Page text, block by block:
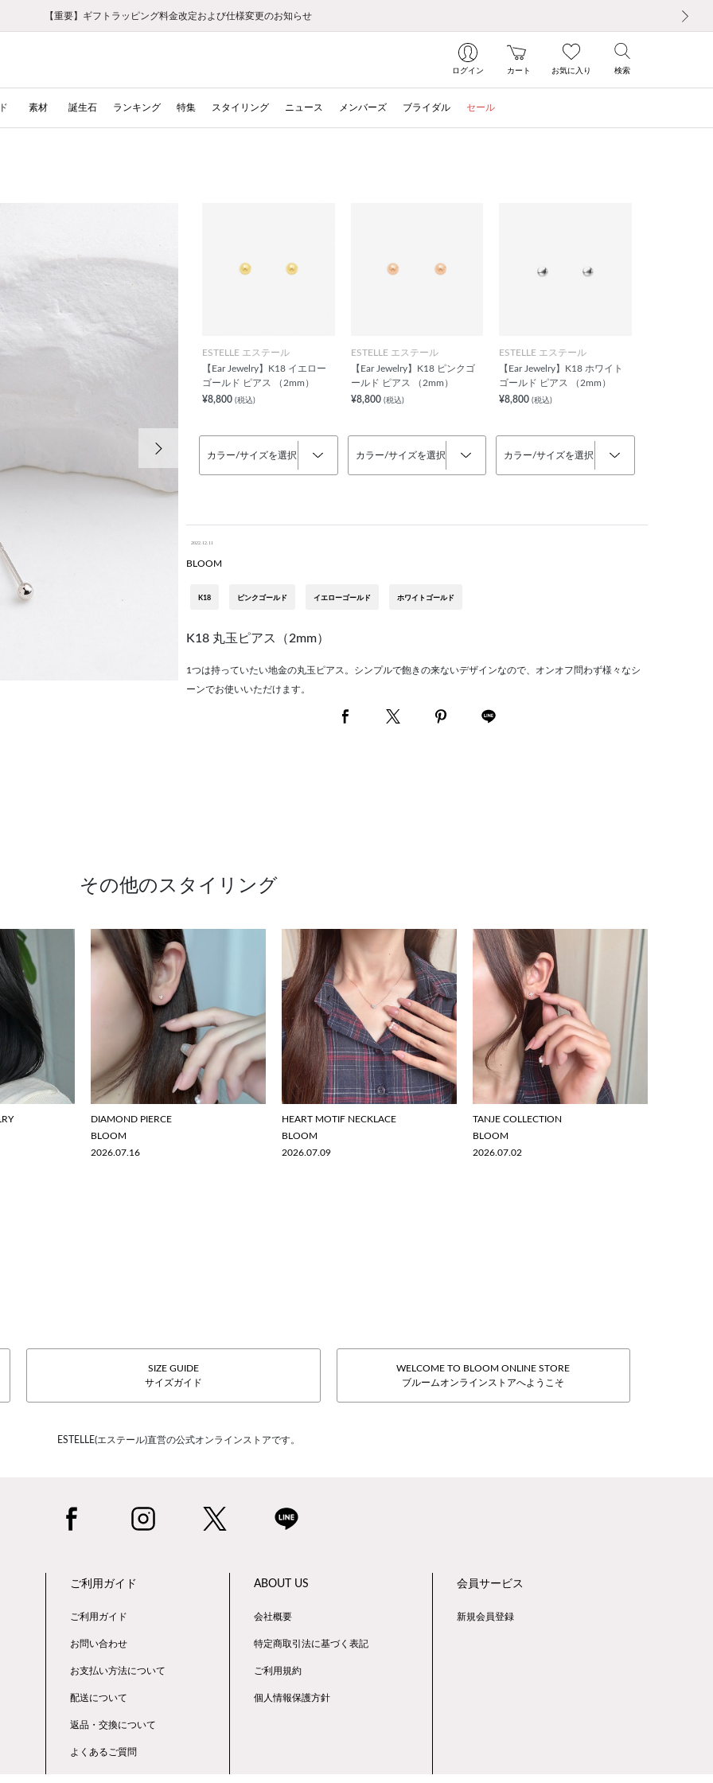
お修理・アフターサービスのご案内
【重要】令和８年熊本地震に伴う集配への影響について
【重要】ギフトラッピング料金改定および仕様変更のお知らせ
【重要】夏季休業の営業についてのご案内
税込5,500円以上で送料無料｜最短24時間以内に発送
新規会員登録で1000ポイントプレゼント！
LINE友だち登録で500円クーポンプレゼント
会員限定！レビュー投稿で100ポイントプレゼント
お修理・アフターサービスのご案内
【重要】令和８年熊本地震に伴う集配への影響について
ログイン カート お気に入り 検索
素材 誕生石 ランキング 特集 スタイリング ニュース メンバーズ ブライダル セール
ESTELLE エステール
【Ear Jewelry】K18 イエロー
ゴールド ピアス （2mm）
¥8,800 (税込)
カラー/サイズを選択
ESTELLE エステール
【Ear Jewelry】K18 ピンクゴ
ールド ピアス （2mm）
¥8,800 (税込)
カラー/サイズを選択
ESTELLE エステール
【Ear Jewelry】K18 ホワイト
ゴールド ピアス （2mm）
¥8,800(税込)
カラー/サイズを選択
2022.12.11
BLOOM
K18 ピンクゴールド イエローゴールド ホワイトゴールド
K18 丸玉ピアス（2mm）
1つは持っていたい地金の丸玉ピアス。シンプルで飽きの来ないデザインなので、オンオフ問わず様々なシ
ーンでお使いいただけます。
その他のスタイリング
DIAMOND PIERCE
BLOOM
2026.07.16
HEART MOTIF NECKLACE
BLOOM
2026.07.09
TANJE COLLECTION
BLOOM
2026.07.02
SIZE GUIDE
サイズガイド
WELCOME TO BLOOM ONLINE STORE
ブルームオンラインストアへようこそ
ESTELLE(エステール)直営の公式オンラインストアです。
ご利用ガイド
ご利用ガイド
お問い合わせ
お支払い方法について
配送について
返品・交換について
よくあるご質問
ABOUT US
会社概要
特定商取引法に基づく表記
ご利用規約
個人情報保護方針
会員サービス
新規会員登録